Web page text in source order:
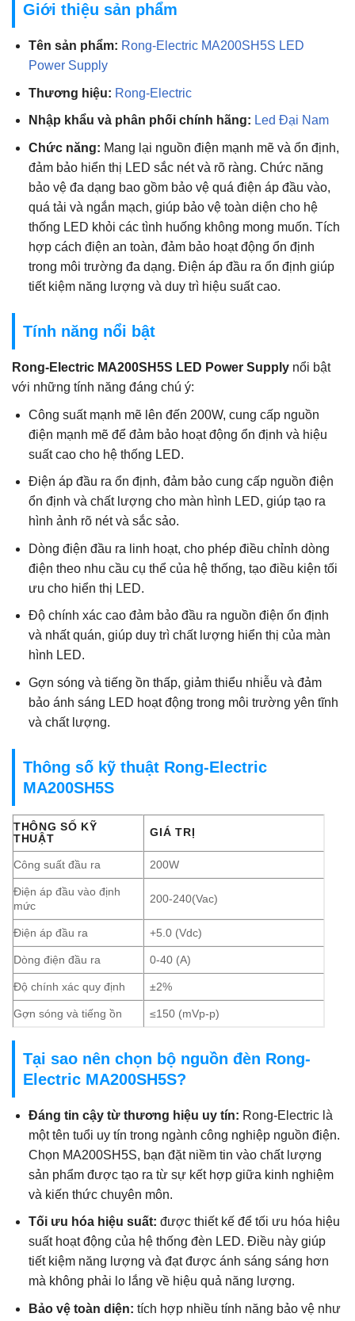
Giới thiệu sản phẩm
Tên sản phẩm: Rong-Electric MA200SH5S LED
Power Supply
Thương hiệu: Rong-Electric
Nhập khẩu và phân phối chính hãng: Led Đại Nam
Chức năng: Mang lại nguồn điện mạnh mẽ và ổn định,
đảm bảo hiển thị LED sắc nét và rõ ràng. Chức năng
bảo vệ đa dạng bao gồm bảo vệ quá điện áp đầu vào,
quá tải và ngắn mạch, giúp bảo vệ toàn diện cho hệ
thống LED khỏi các tình huống không mong muốn. Tích
hợp cách điện an toàn, đảm bảo hoạt động ổn định
trong môi trường đa dạng. Điện áp đầu ra ổn định giúp
tiết kiệm năng lượng và duy trì hiệu suất cao.
Tính năng nổi bật
Rong-Electric MA200SH5S LED Power Supply nổi bật
với những tính năng đáng chú ý:
Công suất mạnh mẽ lên đến 200W, cung cấp nguồn
điện mạnh mẽ để đảm bảo hoạt động ổn định và hiệu
suất cao cho hệ thống LED.
Điện áp đầu ra ổn định, đảm bảo cung cấp nguồn điện
ổn định và chất lượng cho màn hình LED, giúp tạo ra
hình ảnh rõ nét và sắc sảo.
Dòng điện đầu ra linh hoạt, cho phép điều chỉnh dòng
điện theo nhu cầu cụ thể của hệ thống, tạo điều kiện tối
ưu cho hiển thị LED.
Độ chính xác cao đảm bảo đầu ra nguồn điện ổn định
và nhất quán, giúp duy trì chất lượng hiển thị của màn
hình LED.
Gợn sóng và tiếng ồn thấp, giảm thiểu nhiễu và đảm
bảo ánh sáng LED hoạt động trong môi trường yên tĩnh
và chất lượng.
Thông số kỹ thuật Rong-Electric
MA200SH5S
THÔNG SỐ KỸ
THUẬT
GIÁ TRỊ
Công suất đầu ra 200W
Điện áp đầu vào định
mức
200-240(Vac)
Điện áp đầu ra +5.0 (Vdc)
Dòng điện đầu ra 0-40 (A)
Độ chính xác quy định ±2%
Gợn sóng và tiếng ồn ≤150 (mVp-p)
Tại sao nên chọn bộ nguồn đèn Rong-
Electric MA200SH5S?
Đáng tin cậy từ thương hiệu uy tín: Rong-Electric là
một tên tuổi uy tín trong ngành công nghiệp nguồn điện.
Chọn MA200SH5S, bạn đặt niềm tin vào chất lượng
sản phẩm được tạo ra từ sự kết hợp giữa kinh nghiệm
và kiến thức chuyên môn.
Tối ưu hóa hiệu suất: được thiết kế để tối ưu hóa hiệu
suất hoạt động của hệ thống đèn LED. Điều này giúp
tiết kiệm năng lượng và đạt được ánh sáng sáng hơn
mà không phải lo lắng về hiệu quả năng lượng.
Bảo vệ toàn diện: tích hợp nhiều tính năng bảo vệ như